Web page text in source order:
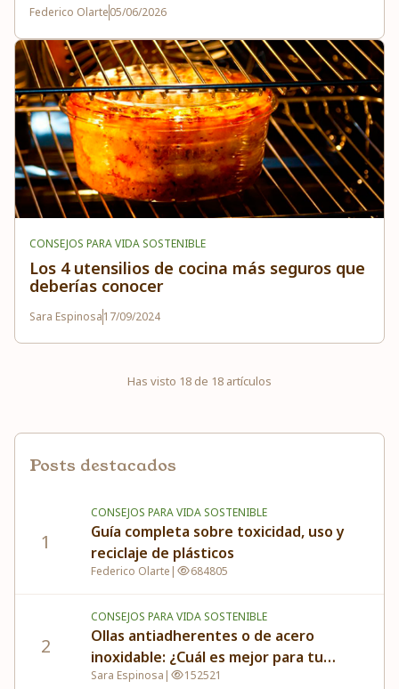
Federico Olarte05/06/2026
CONSEJOS PARA VIDA SOSTENIBLE
Los 4 utensilios de cocina más seguros que
deberías conocer
Sara Espinosa17/09/2024
Has visto 18 de 18 artículos
Posts destacados
1
CONSEJOS PARA VIDA SOSTENIBLE
Guía completa sobre toxicidad, uso y
reciclaje de plásticos
Federico Olarte | 684805
2
CONSEJOS PARA VIDA SOSTENIBLE
Ollas antiadherentes o de acero
inoxidable: ¿Cuál es mejor para tu
cocina?
Sara Espinosa | 152521